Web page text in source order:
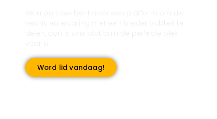
Word lid vandaag!